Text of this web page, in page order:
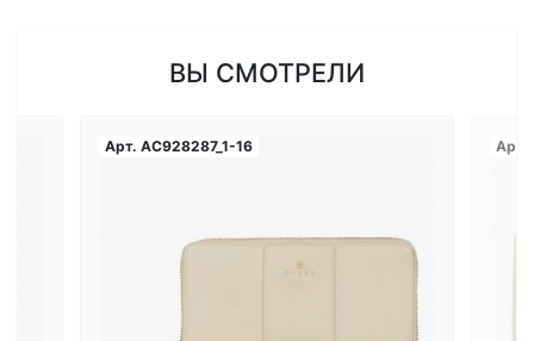
ВЫ СМОТРЕЛИ
Арт. AC928287_1-16 Арт.